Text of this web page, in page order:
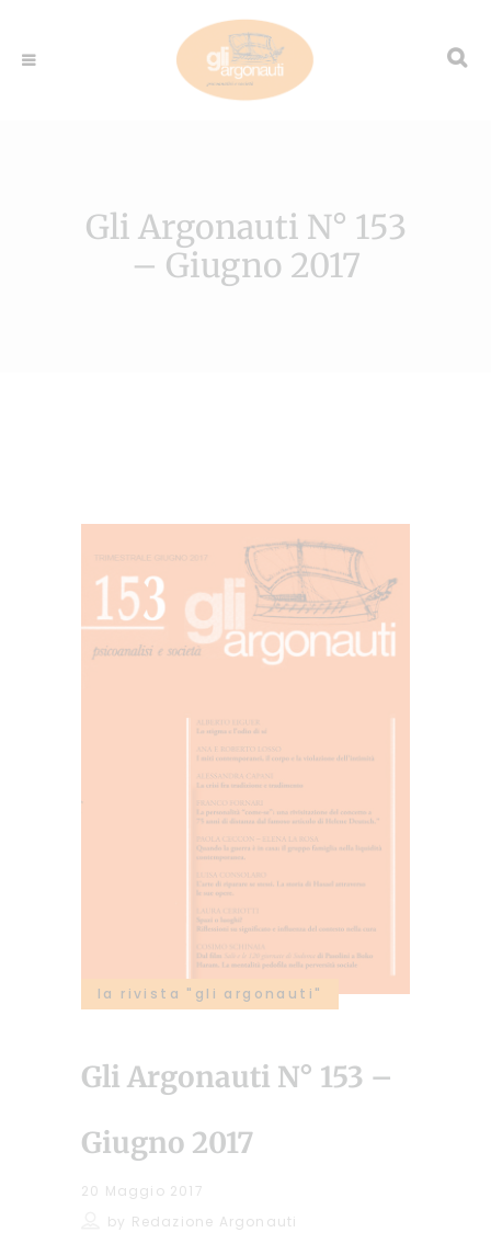
Gli Argonauti N° 153
– Giugno 2017
la rivista "gli argonauti"
Gli Argonauti N° 153 –
Giugno 2017
20 Maggio 2017
by Redazione Argonauti